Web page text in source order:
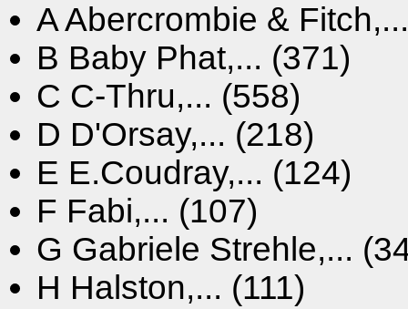
AAbercrombie &
B Baby Phat,... (371)
C C-Thru,... (558)
D D'Orsay,... (218)
E E.Coudray,... (124)
F Fabi,... (107)
G Gabriele Strehle,...
H Halston,... (111)